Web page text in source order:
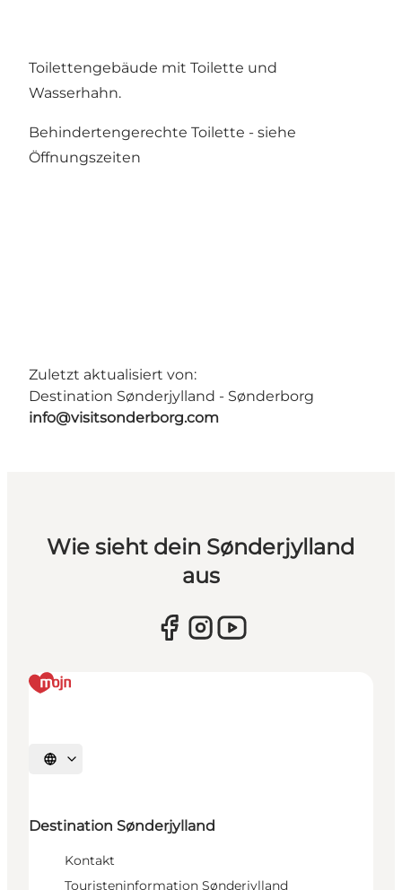
Toilettengebäude mit Toilette und
Wasserhahn.
Behindertengerechte Toilette - siehe
Öffnungszeiten
Zuletzt aktualisiert von:
Destination Sønderjylland - Sønderborg
info@visitsonderborg.com
Wie sieht dein Sønderjylland
aus
Sprache auswählen
Destination Sønderjylland
Kontakt
Touristeninformation Sønderjylland